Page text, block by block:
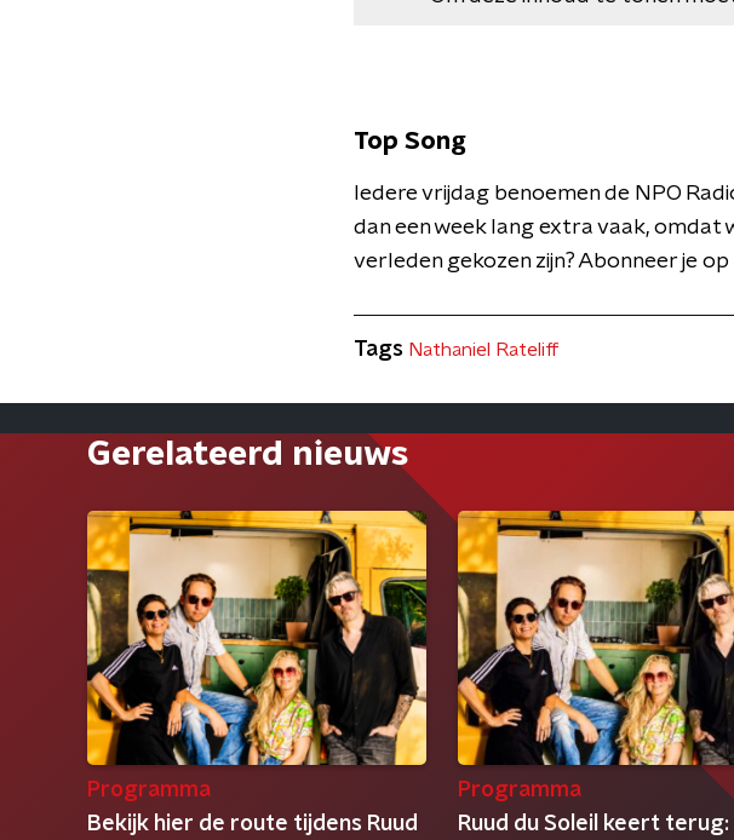
Top Song
Iedere vrijdag benoemen de NPO
dan een week lang extra vaak, omdat
verleden gekozen zijn? Abonneer je op
Tags Nathaniel Rateliff
Gerelateerd nieuws
Programma
Bekijk hier de route tijdens Ruud
Programma
Ruud du Soleil keert